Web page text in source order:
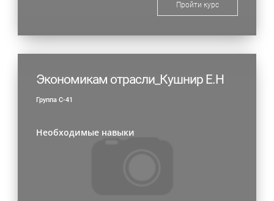
Пройти курс
Экономикам отрасли_Кушнир Е.Н
Группа С-41
Необходимые навыки